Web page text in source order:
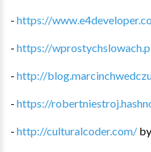
- https://
- https://
- http://
- https://
- http://culturalcoder.com/ by